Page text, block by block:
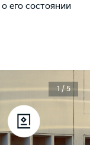
его состоянии
1 / 5